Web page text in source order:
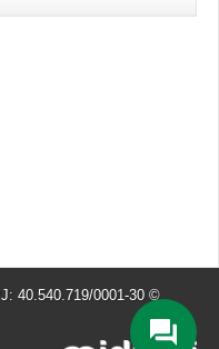
40.540.719/0001-30 ©